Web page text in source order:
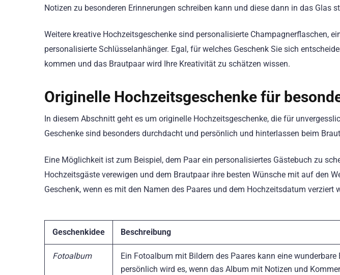
Notizen zu besonderen Erinnerungen schreiben kann und diese dann in das Glas
Weitere kreative Hochzeitsgeschenke sind personalisierte Champagnerflaschen,
personalisierte Schlüsselanhänger. Egal, für welches Geschenk Sie sich
kommen und das Brautpaar wird Ihre Kreativität zu schätzen wissen.
Originelle Hochzeitsgeschenke für
In diesem Abschnitt geht es um originelle Hochzeitsgeschenke, die für
Geschenke sind besonders durchdacht und persönlich und hinterlassen beim
Eine Möglichkeit ist zum Beispiel, dem Paar ein personalisiertes Gästebuch zu
Hochzeitsgäste verewigen und dem Brautpaar ihre besten Wünsche mit auf den
Geschenk, wenn es mit den Namen des Paares und dem Hochzeitsdatum verziert
Geschenkidee Beschreibung
Fotoalbum
Ein Fotoalbum mit Bildern des Paares kann eine
persönlich wird es, wenn das Album mit Notizen und